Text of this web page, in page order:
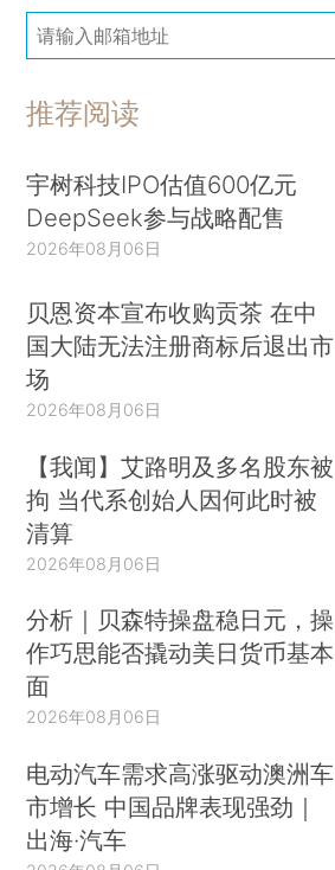
推荐阅读
宇树科技IPO估值600亿元
DeepSeek参与战略配售
2026年08月06日
贝恩资本宣布收购贡茶 在中
国大陆无法注册商标后退出市
场
2026年08月06日
【我闻】艾路明及多名股东被
拘 当代系创始人因何此时被
清算
2026年08月06日
分析｜贝森特操盘稳日元，操
作巧思能否撬动美日货币基本
面
2026年08月06日
电动汽车需求高涨驱动澳洲车
市增长 中国品牌表现强劲｜
出海·汽车